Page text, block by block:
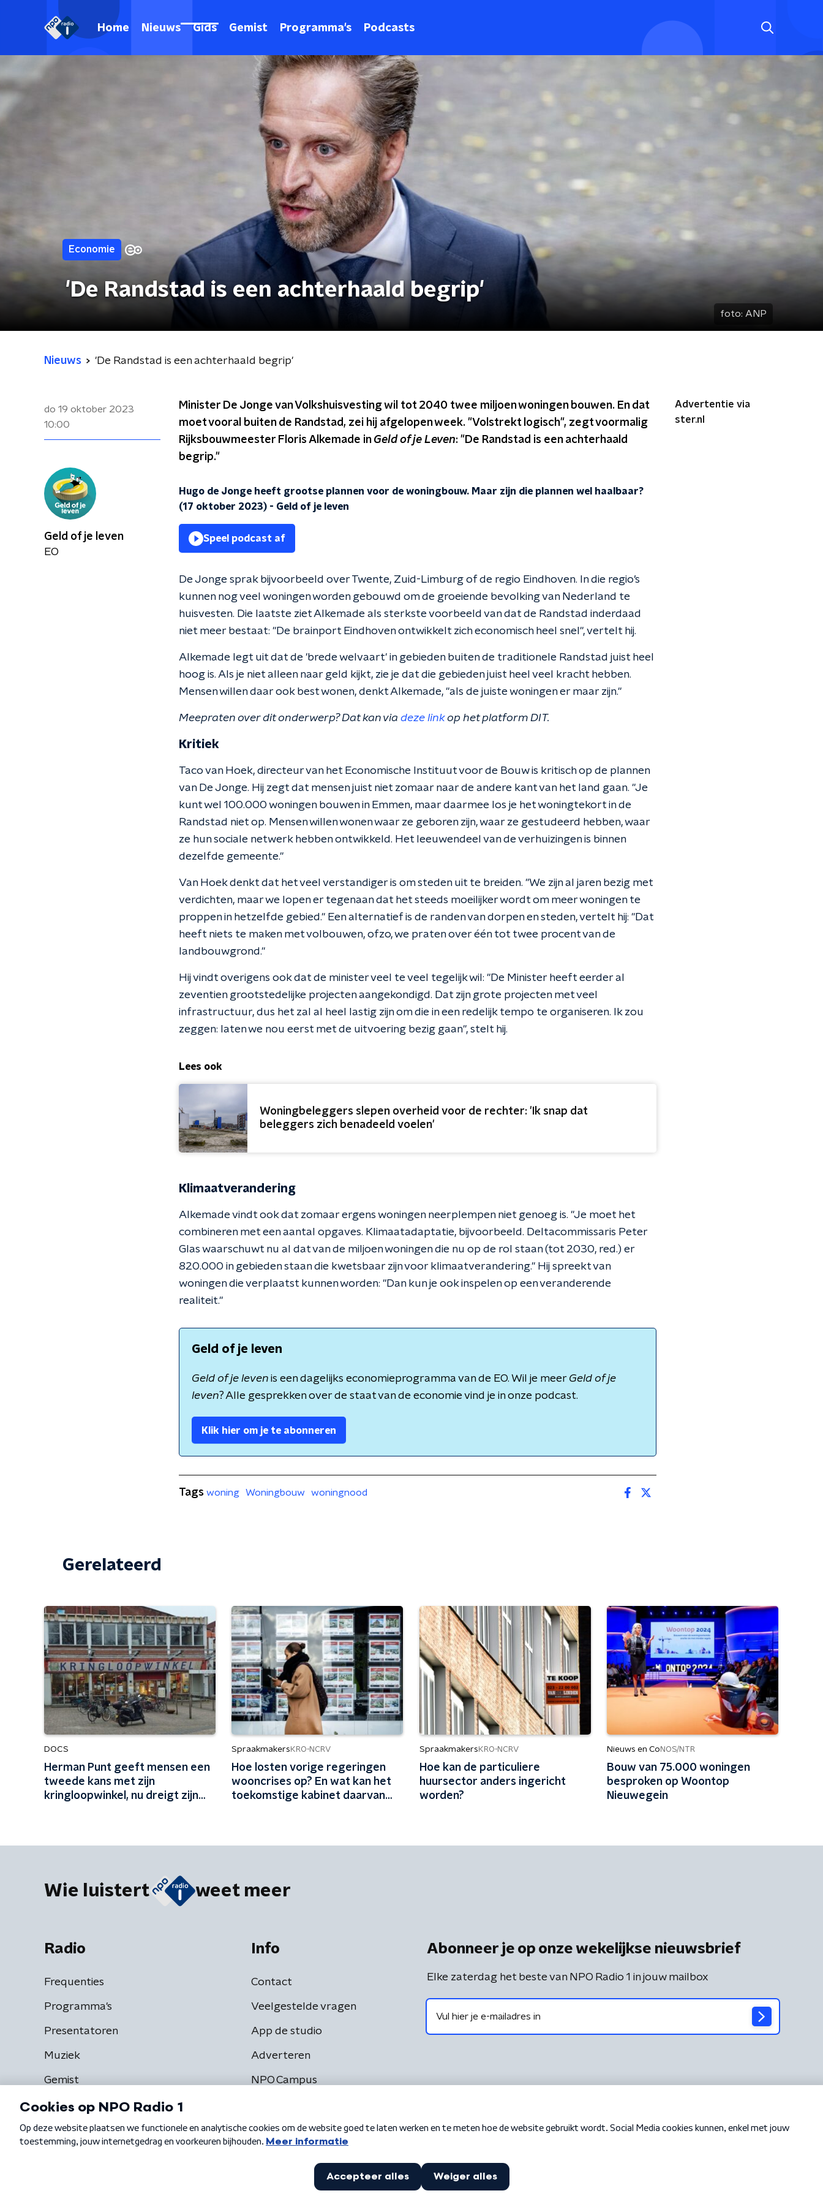
Home Nieuws Gids Gemist Programma's Podcasts
Economie
'De Randstad is een achterhaald begrip'
foto: ANP
Nieuws 'De Randstad is een achterhaald begrip'
do 19 oktober 2023
10:00
Minister De Jonge van Volkshuisvesting wil tot 2040 twee miljoen woningen bouwen. En dat
moet vooral buiten de Randstad, zei hij afgelopen week. "Volstrekt logisch", zegt voormalig
Rijksbouwmeester Floris Alkemade in Geld of je Leven: "De Randstad is een achterhaald
begrip."
Hugo de Jonge heeft grootse plannen voor de woningbouw. Maar zijn die plannen wel haalbaar?
(17 oktober 2023) - Geld of je leven
Speel podcast af
De Jonge sprak bijvoorbeeld over Twente, Zuid-Limburg of de regio Eindhoven. In die regio’s
kunnen nog veel woningen worden gebouwd om de groeiende bevolking van Nederland te
huisvesten. Die laatste ziet Alkemade als sterkste voorbeeld van dat de Randstad inderdaad
niet meer bestaat: "De brainport Eindhoven ontwikkelt zich economisch heel snel", vertelt hij.
Alkemade legt uit dat de 'brede welvaart' in gebieden buiten de traditionele Randstad juist heel
hoog is. Als je niet alleen naar geld kijkt, zie je dat die gebieden juist heel veel kracht hebben.
Mensen willen daar ook best wonen, denkt Alkemade, "als de juiste woningen er maar zijn."
Meepraten over dit onderwerp? Dat kan via deze linkop het platform DIT.
Kritiek
Taco van Hoek, directeur van het Economische Instituut voor de Bouw is kritisch op de plannen
van De Jonge. Hij zegt dat mensen juist niet zomaar naar de andere kant van het land gaan. "Je
kunt wel 100.000 woningen bouwen in Emmen, maar daarmee los je het woningtekort in de
Randstad niet op. Mensen willen wonen waar ze geboren zijn, waar ze gestudeerd hebben, waar
ze hun sociale netwerk hebben ontwikkeld. Het leeuwendeel van de verhuizingen is binnen
dezelfde gemeente."
Van Hoek denkt dat het veel verstandiger is om steden uit te breiden. "We zijn al jaren bezig met
verdichten, maar we lopen er tegenaan dat het steeds moeilijker wordt om meer woningen te
proppen in hetzelfde gebied." Een alternatief is de randen van dorpen en steden, vertelt hij: "Dat
heeft niets te maken met volbouwen, ofzo, we praten over één tot twee procent van de
landbouwgrond."
Hij vindt overigens ook dat de minister veel te veel tegelijk wil: "De Minister heeft eerder al
zeventien grootstedelijke projecten aangekondigd. Dat zijn grote projecten met veel
infrastructuur, dus het zal al heel lastig zijn om die in een redelijk tempo te organiseren. Ik zou
zeggen: laten we nou eerst met de uitvoering bezig gaan", stelt hij.
Lees ook
Woningbeleggers slepen overheid voor de rechter: 'Ik snap dat
beleggers zich benadeeld voelen'
Klimaatverandering
Alkemade vindt ook dat zomaar ergens woningen neerplempen niet genoeg is. "Je moet het
combineren met een aantal opgaves. Klimaatadaptatie, bijvoorbeeld. Deltacommissaris Peter
Glas waarschuwt nu al dat van de miljoen woningen die nu op de rol staan (tot 2030, red.) er
820.000 in gebieden staan die kwetsbaar zijn voor klimaatverandering." Hij spreekt van
woningen die verplaatst kunnen worden: "Dan kun je ook inspelen op een veranderende
realiteit."
Geld of je leven
Geld of je leven is een dagelijks economieprogramma van de EO. Wil je meer Geld of je
leven? Alle gesprekken over de staat van de economie vind je in onze podcast.
Klik hier om je te abonneren
Advertentie via
ster.nl
Geld of je leven
EO
Tags woning Woningbouw woningnood
Gerelateerd
DOCS
Herman Punt geeft mensen een
tweede kans met zijn
kringloopwinkel, nu dreigt zijn
Spraakmakers KRO-NCRV
Hoe losten vorige regeringen
wooncrises op? En wat kan het
toekomstige kabinet daarvan
Spraakmakers KRO-NCRV
Hoe kan de particuliere
huursector anders ingericht
worden?
Nieuws en Co NOS/NTR
Bouw van 75.000 woningen
besproken op Woontop
Nieuwegein
Wie luistert weet meer
Radio
Frequenties
Programma's
Presentatoren
Muziek
Gemist
Info
Contact
Veelgestelde vragen
App de studio
Adverteren
NPO Campus
Abonneer je op onze wekelijkse nieuwsbrief
Elke zaterdag het beste van NPO Radio 1 in jouw mailbox
Algemene voorwaarden Privacybeleid